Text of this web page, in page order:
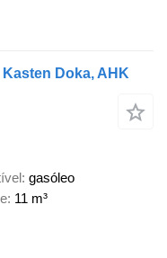
Doka, AHK
gasóleo
11 m³